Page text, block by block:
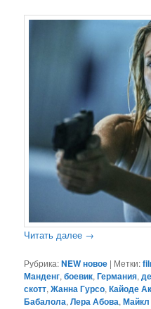
Читать далее →
Рубрика:NEW новое | Метки:
Манденг,боевик,Германия,
скотт,Жанна Гурсо,Кайоде
Бабалола,Лера Абова,